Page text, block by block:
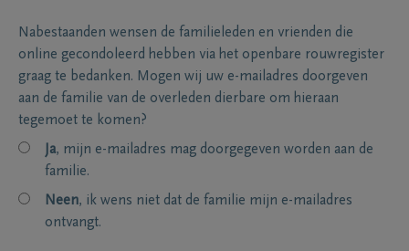
Nabestaanden wensen de familieleden en vrienden die
online gecondoleerd hebben via het openbare rouwregister
graag te bedanken. Mogen wij uw e-mailadres doorgeven
aan de familie van de overleden dierbare om hieraan
tegemoet te komen?
Ja, mijn e-mailadres mag doorgegeven worden aan de
familie.
Neen, ik wens niet dat de familie mijn e-mailadres
ontvangt.